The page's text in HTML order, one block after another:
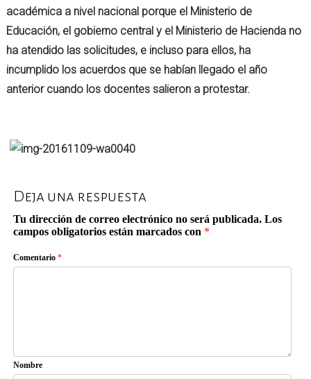
académica a nivel nacional porque el Ministerio de
Educación, el gobierno central y el Ministerio de Hacienda no
ha atendido las solicitudes, e incluso para ellos, ha
incumplido los acuerdos que se habían llegado el año
anterior cuando los docentes salieron a protestar.
Deja una respuesta
Tu dirección de correo electrónico no será publicada. Los
campos obligatorios están marcados con *
Comentario*
Nombre